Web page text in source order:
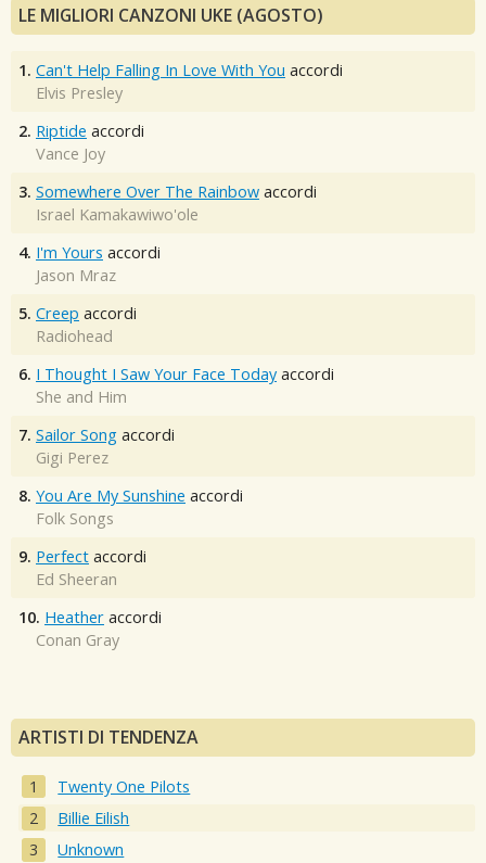
LE MIGLIORI CANZONI UKE (AGOSTO)
1. Can't Help Falling In Love With You accordi
Elvis Presley
2. Riptide accordi
Vance Joy
3. Somewhere Over The Rainbow accordi
Israel Kamakawiwo'ole
4. I'm Yours accordi
Jason Mraz
5. Creep accordi
Radiohead
6. I Thought I Saw Your Face Today accordi
She and Him
7. Sailor Song accordi
Gigi Perez
8. You Are My Sunshine accordi
Folk Songs
9. Perfect accordi
Ed Sheeran
10. Heather accordi
Conan Gray
ARTISTI DI TENDENZA
Twenty One Pilots
Billie Eilish
Unknown